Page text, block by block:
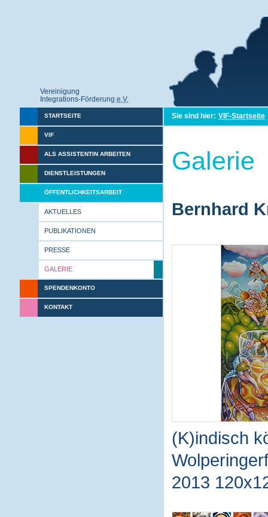
Vereinigung
Integrations-Förderung e.V.
STARTSEITE
VIF
ALS ASSISTENTIN ARBEITEN
DIENSTLEISTUNGEN
ÖFFENTLICHKEITSARBEIT
AKTUELLES
PUBLIKATIONEN
PRESSE
GALERIE
SPENDENKONTO
KONTAKT
Sie sind hier: VIF-Startseite
Galerie
Bernhard
(K)indisch
2013